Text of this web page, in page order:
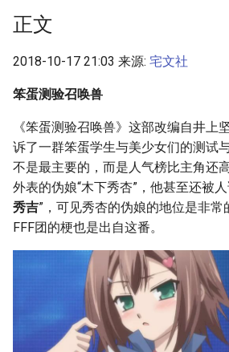
a
l
i
i
n
g
s
附加信息 [Processed Page
正文
2018-10-17 21:03 来源: 宅文社
笨蛋测验召唤兽
《笨蛋测验召唤兽》这部改编自井上
诉了一群笨蛋学生与美少女们的测试
不是最主要的，而是人气榜比主角还
外表的伪娘“木下秀杏”，他甚至还被人
秀吉”，可见秀杏的伪娘的地位是非
FFF团的梗也是出自这番。